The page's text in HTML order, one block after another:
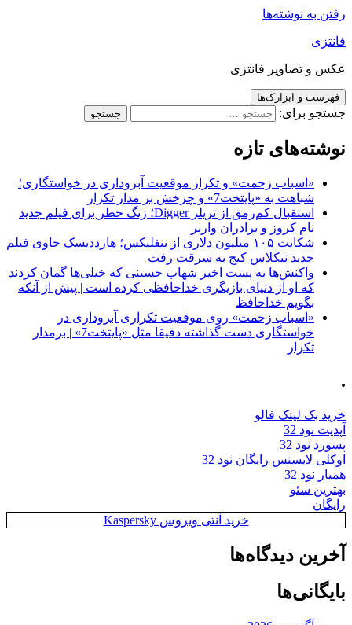
رفتن به نوشته‌ها
فانتزی
عکس و تصاویر فانتزی
فهرست و ابزارک‌ها
جستجو برای:
نوشته‌های تازه
«اسباب زحمت» و تکرار موقعیت آبروداری در خواستگاری؛
شباهت به «پایتخت7» و چرخش بر مدار تکرار
استقبال کم‌رمق از تریلر Digger؛ زنگ خطر برای فیلم جدید
تام کروز و برادران وارنر
شکایت ۱۰۵ میلیون دلاری از نتفلیکس؛ هارددیسک حاوی فیلم
جدید نیکلاس کیج به سرقت رفت
واکنش‌ها به پست اخیر شهاب حسینی که خیلی‌ها گمان کردند
که او از دنیای بازیگری خداحافظی کرده است | پیش از آنکه
بگویم خداحافظ
«اسباب زحمت» روی موقعیت تکراری آبروداری در
خواستگاری دست گذاشته دقیقا مثل «پایتخت7» | برمدار
تکرار
.
خرید بک لینک فالو
آپدیت نود 32
پسورد نود 32
اوکلی لایسنس رایگان نود 32
همیار نود 32
بهترین سئو
رایگان
خرید آنتی ویروس Kaspersky
آخرین دیدگاه‌ها
بایگانی‌ها